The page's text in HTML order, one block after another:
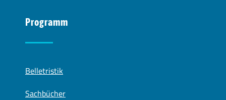
Programm
Belletristik
Sachbücher